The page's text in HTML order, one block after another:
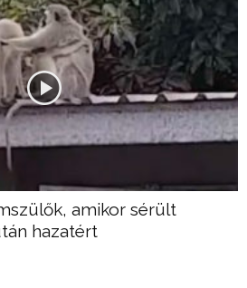
amikor sérült
hazatért